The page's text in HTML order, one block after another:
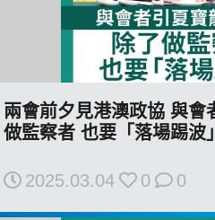
兩會前夕見港澳政協 與會
做監察者 也要「落場踢波」
2025.03.04 0 0